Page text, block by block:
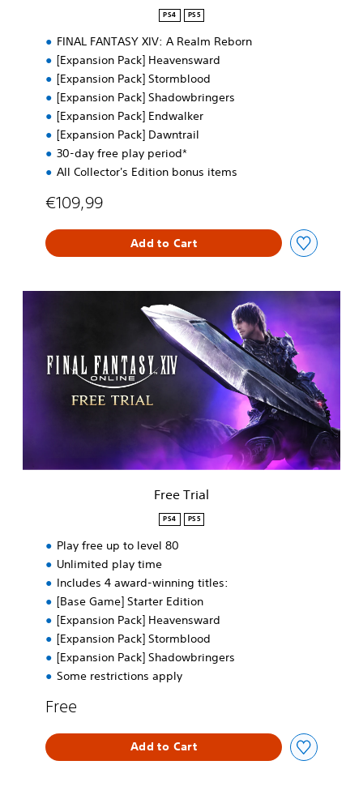
PS4 PS5
FINAL FANTASY XIV: A Realm Reborn
[Expansion Pack] Heavensward
[Expansion Pack] Stormblood
[Expansion Pack] Shadowbringers
[Expansion Pack] Endwalker
[Expansion Pack] Dawntrail
30-day free play period*
All Collector's Edition bonus items
€109,99
Add to Cart
e
Free Trial
PS4 PS5
Play free up to level 80
Unlimited play time
Includes 4 award-winning titles:
[Base Game] Starter Edition
[Expansion Pack] Heavensward
[Expansion Pack] Stormblood
[Expansion Pack] Shadowbringers
Some restrictions apply
Free
Add to Cart